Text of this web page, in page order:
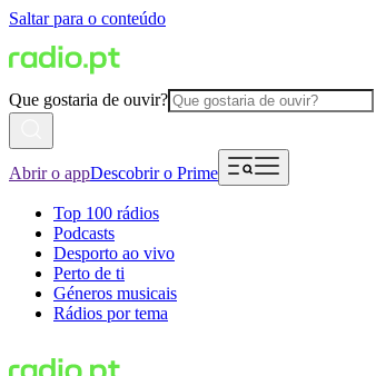
Saltar para o conteúdo
Que gostaria de ouvir?
Abrir o appDescobrir o Prime
Top 100 rádios
Podcasts
Desporto ao vivo
Perto de ti
Géneros musicais
Rádios por tema